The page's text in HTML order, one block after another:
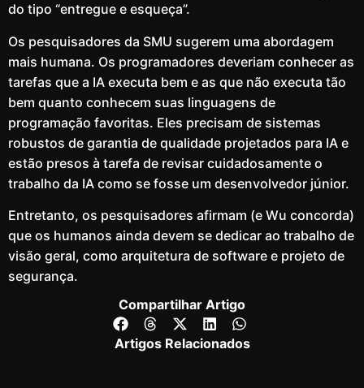
do tipo “entregue e esqueça”.
Os pesquisadores da SMU sugerem uma abordagem
mais humana. Os programadores deveriam conhecer as
tarefas que a IA executa bem e as que não executa tão
bem quanto conhecem suas linguagens de
programação favoritas. Eles precisam de sistemas
robustos de garantia de qualidade projetados para IA e
estão presos à tarefa de revisar cuidadosamente o
trabalho da IA ​​como se fosse um desenvolvedor júnior.
Entretanto, os pesquisadores afirmam (e Wu concorda)
que os humanos ainda devem se dedicar ao trabalho de
visão geral, como arquitetura de software e projeto de
segurança.
Compartilhar Artigo
Artigos Relacionados